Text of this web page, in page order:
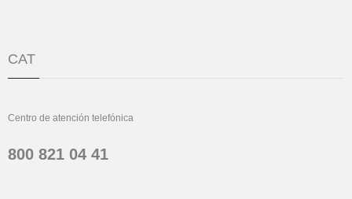
CAT
Centro de atención telefónica
800 821 04 41